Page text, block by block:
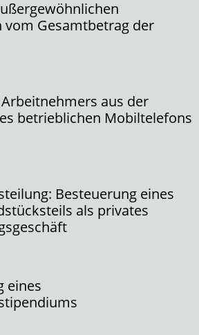
vom Gesamtbetrag der
aus der
betrieblichen Mobiltelefons
Besteuerung eines
als privates
eines